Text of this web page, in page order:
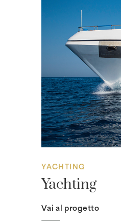
YACHTING
Yachting
Vai al progetto